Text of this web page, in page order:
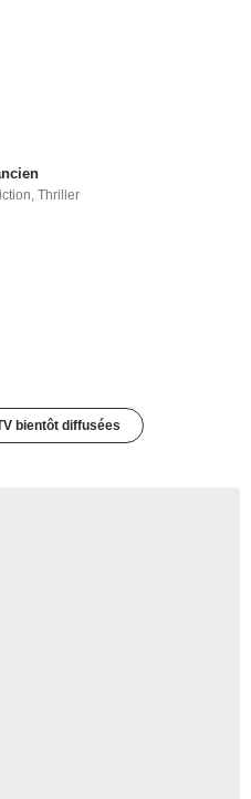
,Thriller
bientôt diffusées